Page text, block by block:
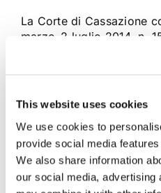
This website uses cookies
We use cookies to
provide social media
We also share information
our social media, advertising
La Corte di Cassazione
marzo–2 luglio 2014, n.
un caso di donazione
Nel caso sottoposto
avendo accertato la
10 Luglio 2014 | Articoli,Diritto
Continua a leggere